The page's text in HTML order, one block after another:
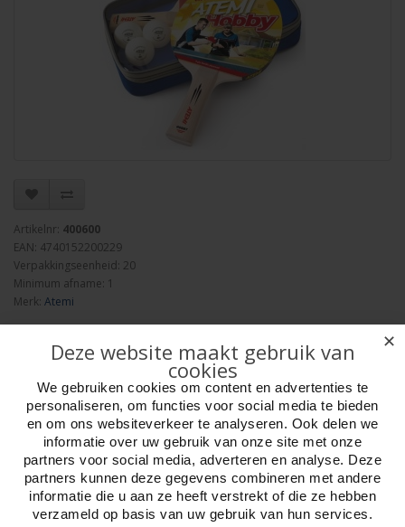
Artikelnr: 400600
EAN: 4740152200229
Verpakkingseenheid: 20
Minimum afname: 1
Merk: Atemi
Aantal
Bestellen
✕
Deze website maakt gebruik van
cookies
We gebruiken cookies om content en advertenties te
personaliseren, om functies voor social media te bieden
en om ons websiteverkeer te analyseren. Ook delen we
informatie over uw gebruik van onze site met onze
partners voor social media, adverteren en analyse. Deze
partners kunnen deze gegevens combineren met andere
informatie die u aan ze heeft verstrekt of die ze hebben
verzameld op basis van uw gebruik van hun services.